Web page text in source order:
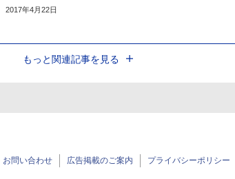
2017年4月22日
もっと関連記事を見る
お問い合わせ 広告掲載のご案内 プライバシーポリシー